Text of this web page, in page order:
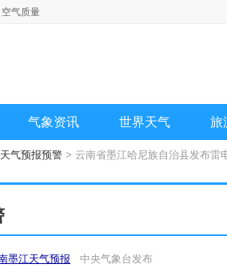
空气质量
气象资讯 世界天气 旅
天气预报预警 > 云南省墨江哈尼族自治县发布雷
墨江天气预报 中央气象台发布